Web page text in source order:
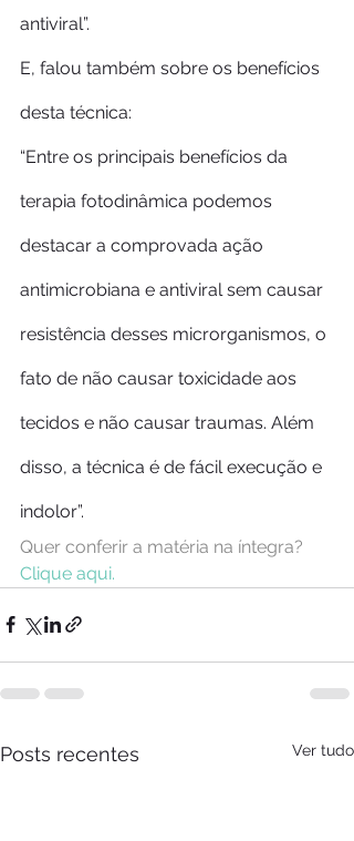
antiviral”.
E, falou também sobre os benefícios
desta técnica:
“Entre os principais benefícios da
terapia fotodinâmica podemos
destacar a comprovada ação
antimicrobiana e antiviral sem causar
resistência desses microrganismos, o
fato de não causar toxicidade aos
tecidos e não causar traumas. Além
disso, a técnica é de fácil execução e
indolor”.
Quer conferir a matéria na íntegra?
Clique aqui.
Posts recentes Ver tudo